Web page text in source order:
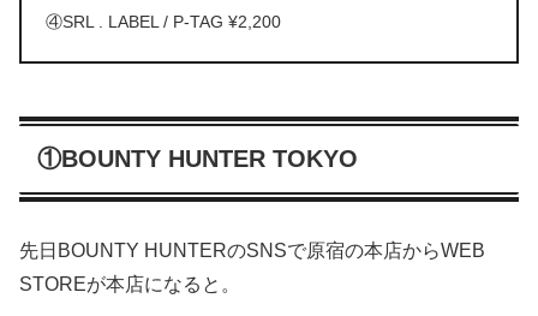
④SRL . LABEL / P-TAG ¥2,200
①BOUNTY HUNTER TOKYO
先日BOUNTY HUNTERのSNSで原宿の本店からWEB
STOREが本店になると。